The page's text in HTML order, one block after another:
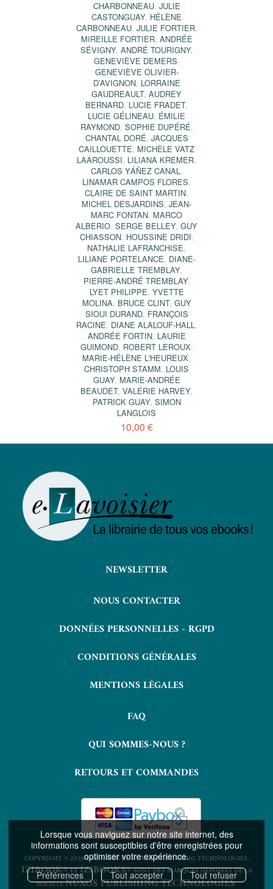
Lorsque vous naviguez sur notre site internet, des
informations sont susceptibles d'être enregistrées pour
optimiser votre expérience.
Préférences
Tout accepter Tout refuser
CHARBONNEAU, JULIE
CASTONGUAY, HÉLÈNE
CARBONNEAU, JULIE FORTIER,
MIREILLE FORTIER, ANDRÉE
SÉVIGNY, ANDRÉ TOURIGNY,
GENEVIÈVE DEMERS,
GENEVIÈVE OLIVIER-
D’AVIGNON, LORRAINE
GAUDREAULT, AUDREY
BERNARD, LUCIE FRADET,
LUCIE GÉLINEAU, ÉMILIE
RAYMOND, SOPHIE DUPÉRÉ,
CHANTAL DORÉ, JACQUES
CAILLOUETTE, MICHÈLE VATZ
LAAROUSSI, LILIANA KREMER,
CARLOS YÁÑEZ CANAL,
LINAMAR CAMPOS FLORES,
CLAIRE DE SAINT MARTIN,
MICHEL DESJARDINS, JEAN-
MARC FONTAN, MARCO
ALBERIO, SERGE BELLEY, GUY
CHIASSON, HOUSSINE DRIDI,
NATHALIE LAFRANCHISE,
LILIANE PORTELANCE, DIANE-
GABRIELLE TREMBLAY,
PIERRE-ANDRÉ TREMBLAY,
LYET PHILIPPE, YVETTE
MOLINA, BRUCE CLINT, GUY
SIOUI DURAND, FRANÇOIS
RACINE, DIANE ALALOUF-HALL,
ANDRÉE FORTIN, LAURIE
GUIMOND, ROBERT LEROUX,
MARIE-HÉLÈNE L'HEUREUX,
CHRISTOPH STAMM, LOUIS
GUAY, MARIE-ANDRÉE
BEAUDET, VALÉRIE HARVEY,
PATRICK GUAY, SIMON
LANGLOIS
10,00 €
NEWSLETTER
NOUS CONTACTER
DONNÉES PERSONNELLES - RGPD
CONDITIONS GÉNÉRALES
MENTIONS LÉGALES
FAQ
QUI SOMMES-NOUS ?
RETOURS ET COMMANDES
COPYRIGHT © 2026 LAVOISIER ET NUXOS PUBLISHING TECHNOLOGIES.
IZIBOOK®ETIZIBOOKS®SONT DES MARQUES DÉPOSÉES DE LA
SOCIÉTÉNUXOS PUBLISHING TECHNOLOGIES.